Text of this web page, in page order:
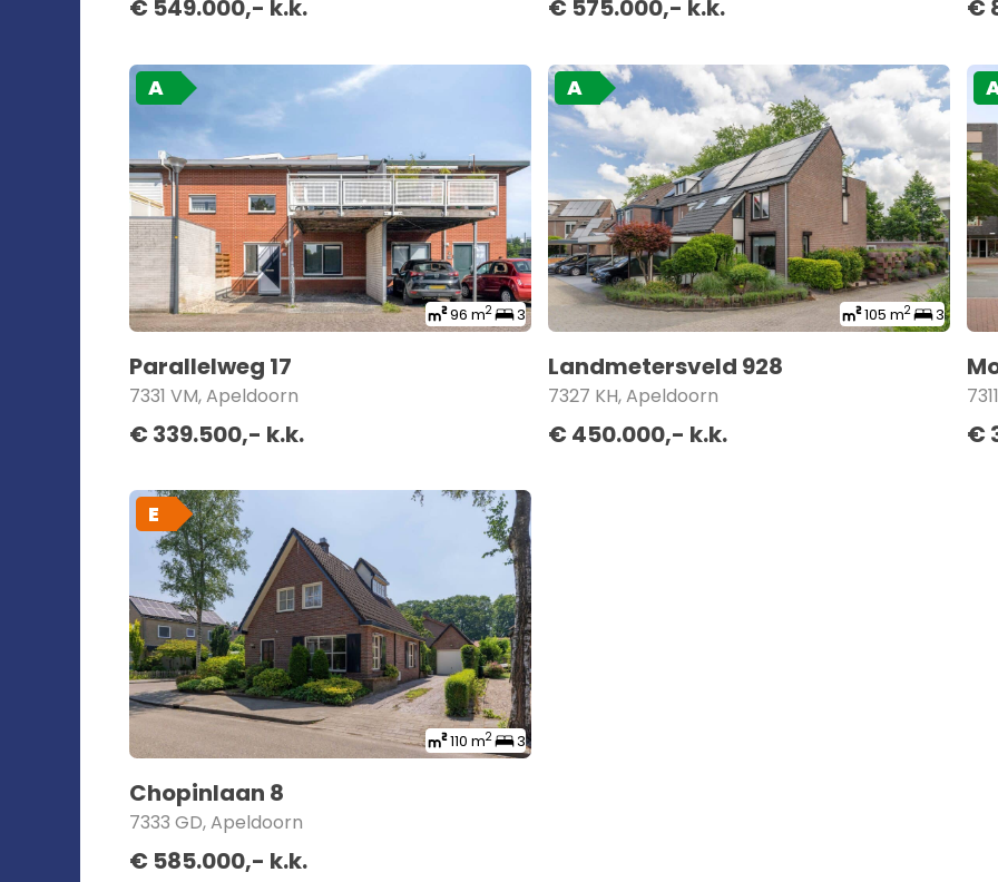
€ 549.000,- k.k. € 575.000,- k.k. €
A
96 m2 3
Parallelweg 17
7331 VM, Apeldoorn
€ 339.500,- k.k.
A
105 m2 3
Landmetersveld 928
7327 KH, Apeldoorn
€ 450.000,- k.k. €
E
110 m2 3
Chopinlaan 8
7333 GD, Apeldoorn
€ 585.000,- k.k.